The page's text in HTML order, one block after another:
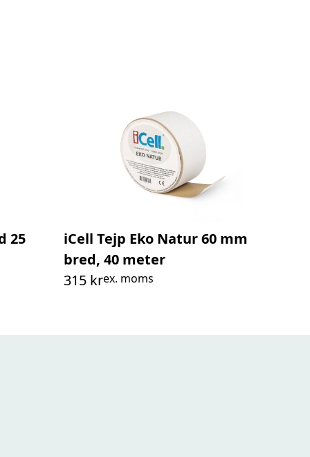
25
iCell Tejp Eko Natur 60 mm
bred, 40 meter
315 krex. moms